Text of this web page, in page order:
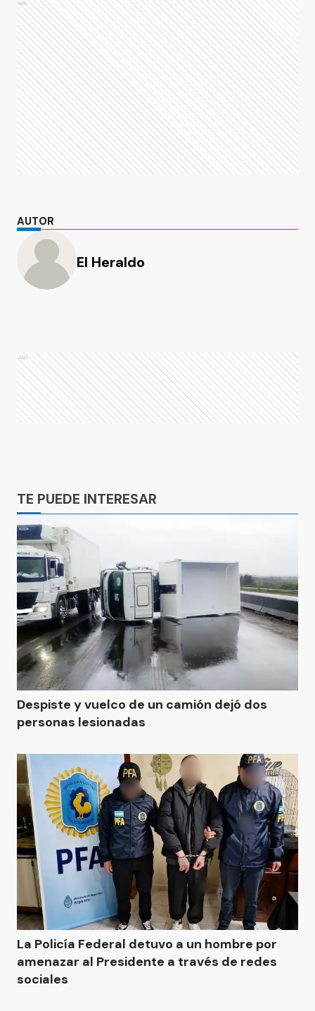
Ads
AUTOR
El Heraldo
Ads
TE PUEDE INTERESAR
Despiste y vuelco de un camión dejó dos
personas lesionadas
La Policía Federal detuvo a un hombre por
amenazar al Presidente a través de redes
sociales